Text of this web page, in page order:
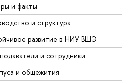
и факты
и структура
развитие в НИУ ВШЭ
и сотрудники
и общежития